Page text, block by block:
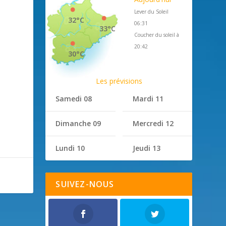
33°C
32°C
30°C
Lever du Soleil
06:31
Coucher du soleil à
20:42
Les prévisions
Samedi 08
Dimanche 09
Lundi 10
Mardi 11
Mercredi 12
Jeudi 13
SUIVEZ-NOUS